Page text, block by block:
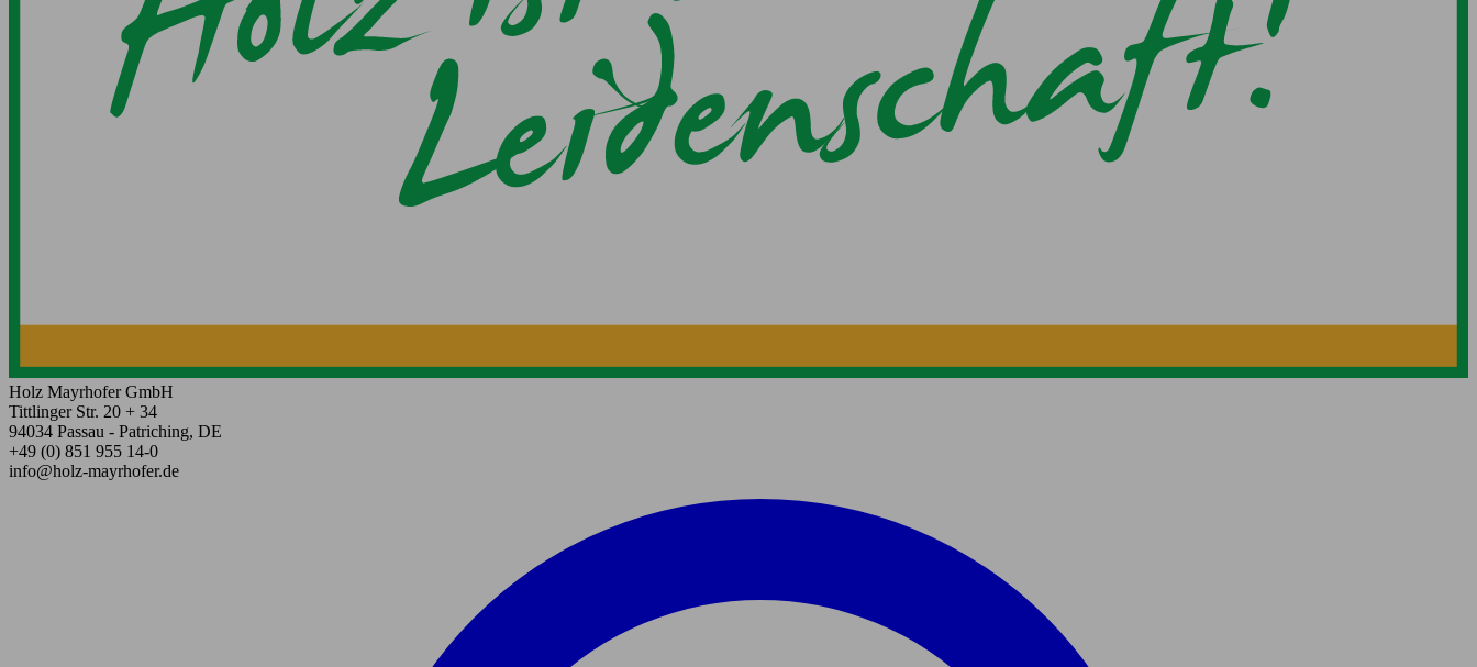
Holz Mayrhofer GmbH
Tittlinger Str. 20 + 34
94034 Passau - Patriching, DE
+49 (0) 851 955 14-0
info@holz-mayrhofer.de